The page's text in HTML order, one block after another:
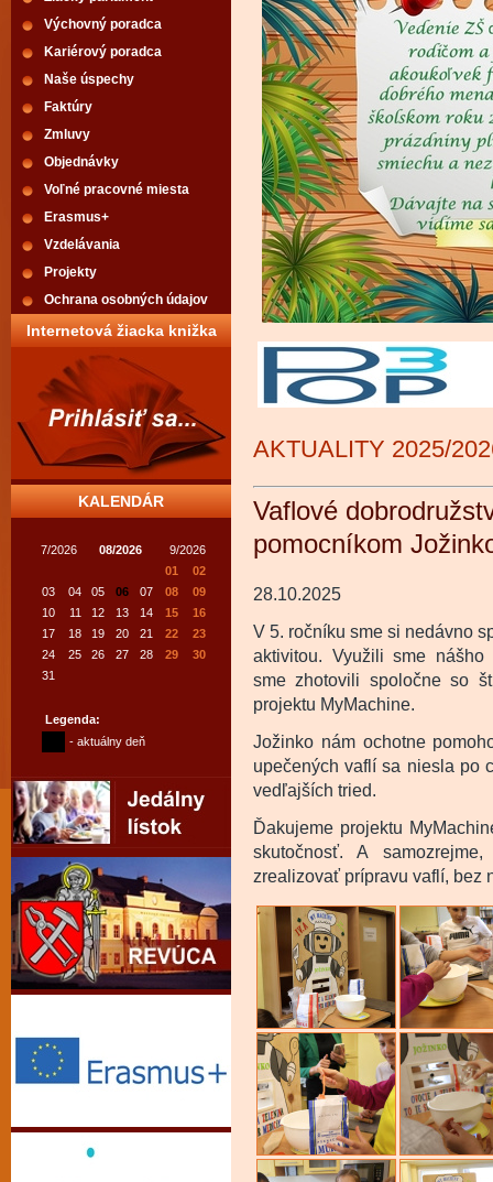
Výchovný poradca
Kariérový poradca
Naše úspechy
Faktúry
Zmluvy
Objednávky
Voľné pracovné miesta
Erasmus+
Vzdelávania
Projekty
Ochrana osobných údajov
Internetová žiacka knižka
KALENDÁR
7/2026 08/2026
9/2026
01
02
03
04 05 06 07 08
09
10
11 12 13 14 15
16
17
18 19 20 21 22
23
24
25 26 27 28 29
30
31
Legenda:
- aktuálny deň
AKTUALITY 2025/
Vaflové
pomocníkom
28.10.2025
V 5. ročníku sme si nedávno
aktivitou. Využili sme nášho
sme zhotovili spoločne so
projektu MyMachine.
Jožinko nám ochotne
upečených vaflí sa niesla po
vedľajších tried.
Ďakujeme projektu
skutočnosť. A
zrealizovať prípravu vaflí, bez